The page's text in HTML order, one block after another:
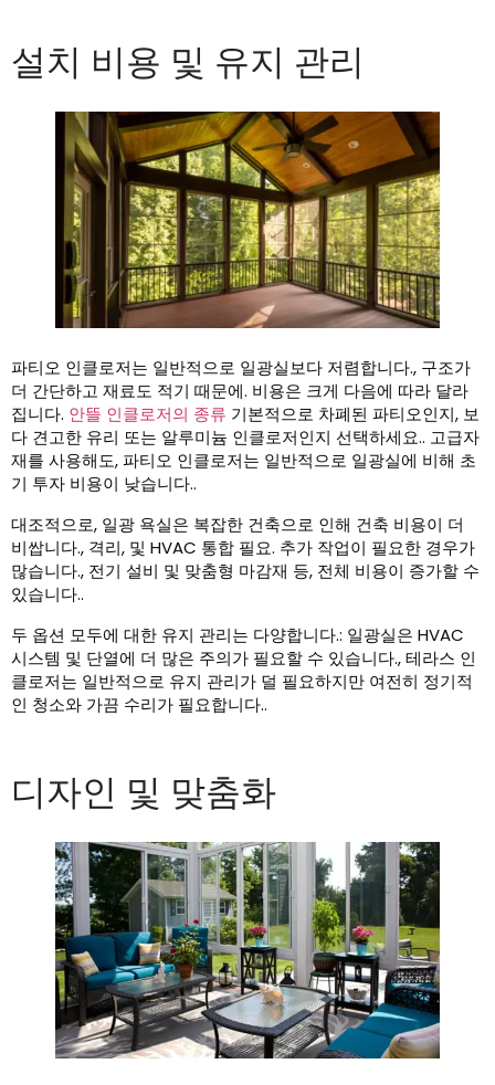
설치 비용 및 유지 관리
파티오 인클로저는 일반적으로 일광실보다 저렴합니다., 구조가
더 간단하고 재료도 적기 때문에. 비용은 크게 다음에 따라 달라
집니다. 안뜰 인클로저의 종류 기본적으로 차폐된 파티오인지, 보
다 견고한 유리 또는 알루미늄 인클로저인지 선택하세요.. 고급자
재를 사용해도, 파티오 인클로저는 일반적으로 일광실에 비해 초
기 투자 비용이 낮습니다..
대조적으로, 일광 욕실은 복잡한 건축으로 인해 건축 비용이 더
비쌉니다., 격리, 및 HVAC 통합 필요. 추가 작업이 필요한 경우가
많습니다., 전기 설비 및 맞춤형 마감재 등, 전체 비용이 증가할 수
있습니다..
두 옵션 모두에 대한 유지 관리는 다양합니다.: 일광실은 HVAC
시스템 및 단열에 더 많은 주의가 필요할 수 있습니다., 테라스 인
클로저는 일반적으로 유지 관리가 덜 필요하지만 여전히 정기적
인 청소와 가끔 수리가 필요합니다..
디자인 및 맞춤화